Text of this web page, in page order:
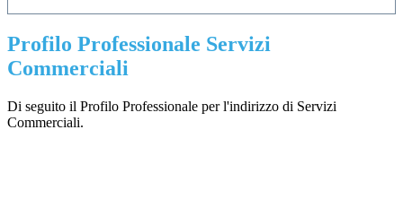
Profilo Professionale Servizi
Commerciali
Di seguito il Profilo Professionale per l'indirizzo di Servizi
Commerciali.